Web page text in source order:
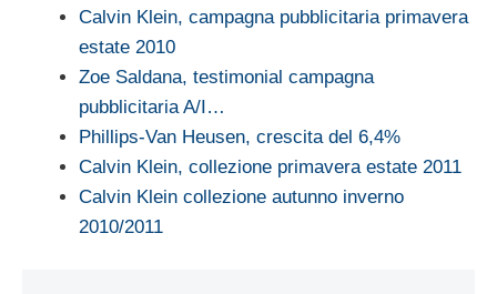
Calvin Klein, campagna pubblicitaria primavera
estate 2010
Zoe Saldana, testimonial campagna
pubblicitaria A/I…
Phillips-Van Heusen, crescita del 6,4%
Calvin Klein, collezione primavera estate 2011
Calvin Klein collezione autunno inverno
2010/2011